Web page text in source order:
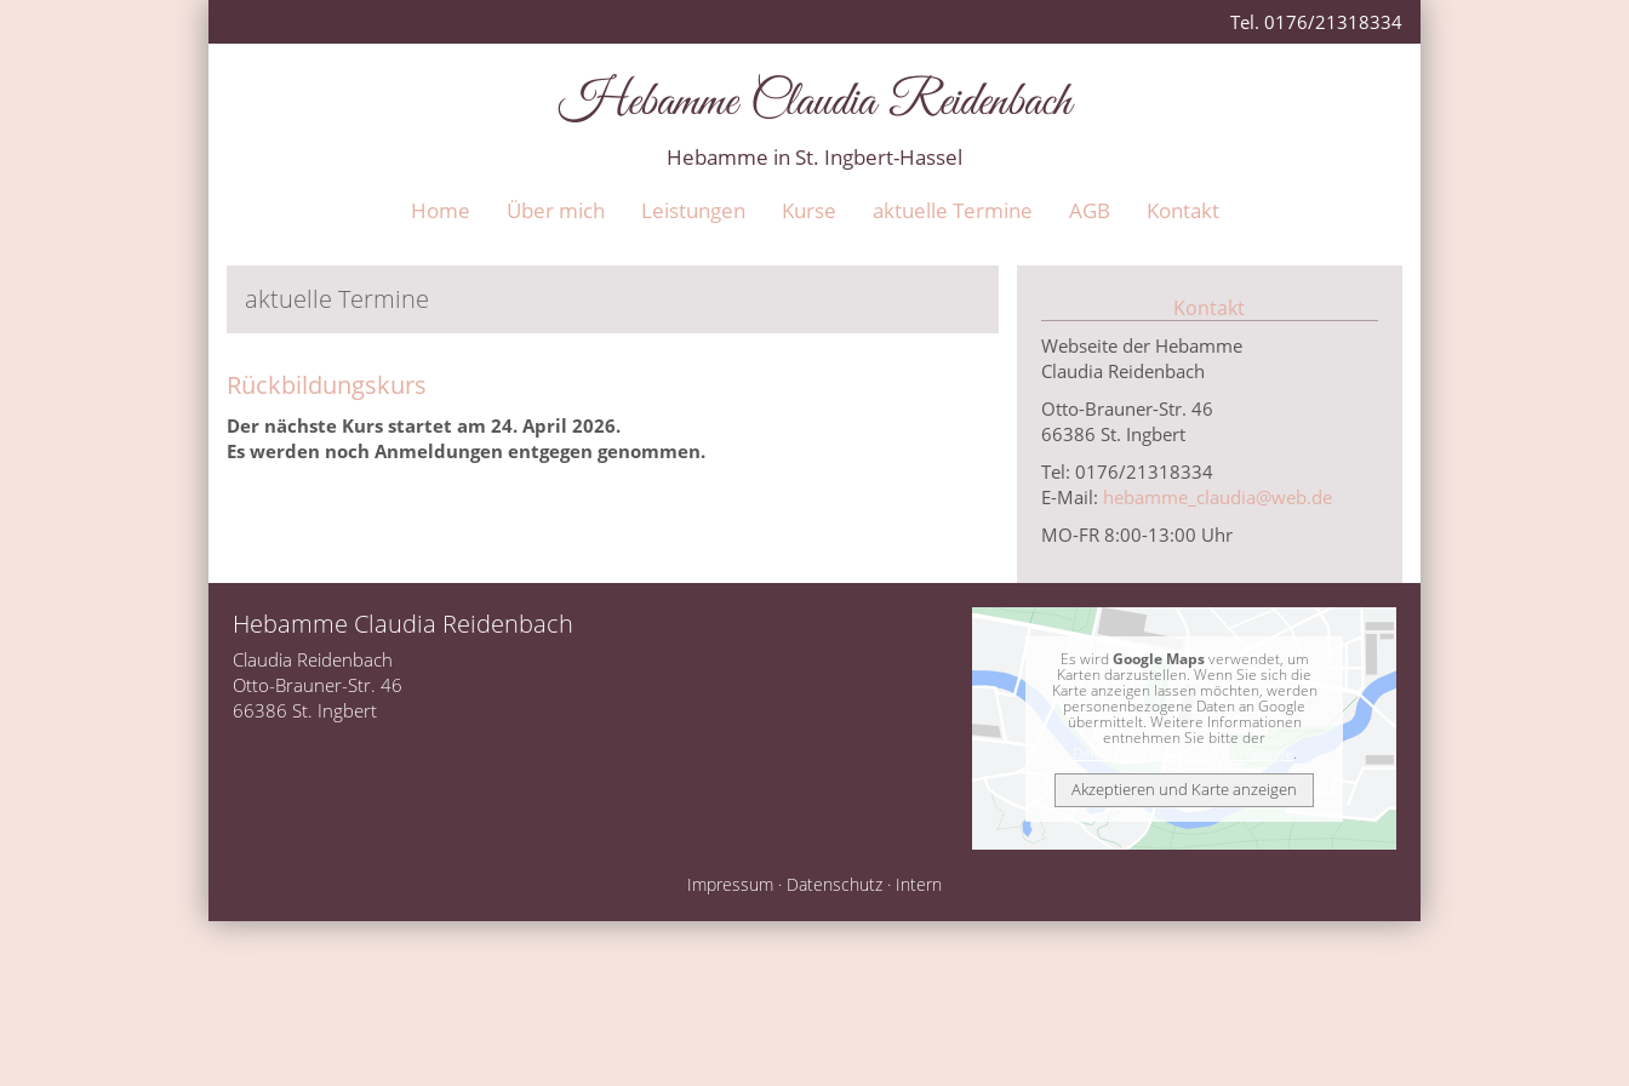
Tel. 0176/21318334
Hebamme Claudia Reidenbach
Hebamme in St. Ingbert-Hassel
Home
Über mich Leistungen Kurse aktuelle Termine AGB Kontakt
aktuelle Termine
Rückbildungskurs
Der nächste Kurs startet am 24. April 2026.
Es werden noch Anmeldungen entgegen genommen.
Kontakt
Webseite der Hebamme
Claudia Reidenbach
Otto-Brauner-Str. 46
66386 St. Ingbert
Tel: 0176/21318334
E-Mail: hebamme_claudia@web.de
MO-FR 8:00-13:00 Uhr
Hebamme Claudia Reidenbach
Claudia Reidenbach
Otto-Brauner-Str. 46
66386 St. Ingbert
Es wird Google Mapsverwendet, um
Karten darzustellen. Wenn Sie sich die
Karte anzeigen lassen möchten, werden
personenbezogene Daten an Google
übermittelt. Weitere Informationen
entnehmen Sie bitte der
.
Akzeptieren und Karte anzeigen
Impressum · Datenschutz · Intern